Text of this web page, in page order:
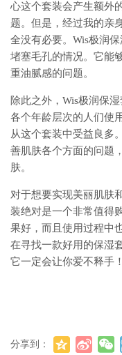
心这个套装会产生额外
题。但是，经过我的亲
全没有必要。Wis极润
堵塞毛孔的情况。它能
重油腻感的问题。
除此之外，Wis极润保
各个年龄层次的人们使
从这个套装中受益良多
善肌肤各个方面的问题
肤。
对于想要实现美丽肌肤
装绝对是一个非常值得
果好，而且使用过程中
在寻找一款好用的保湿
它一定会让你爱不释手！
分享到：